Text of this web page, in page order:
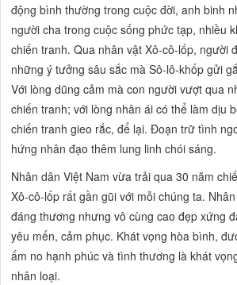
động bình thường trong cuộc đời, anh binh
người cha trong cuộc sống phức tạp, nhiều
chiến tranh. Qua nhân vật Xô-cô-lốp, người
những ý tưởng sâu sắc mà Sô-lô-khốp gửi
Với lòng dũng cảm mà con người vượt qua
chiến tranh; với lòng nhân ái có thể làm dịu
chiến tranh gieo rắc, để lại.Đoạn trữ tình
hứng nhân đạo thêm lung linh chói sáng.
Nhân dân Việt Nam vừa trải qua 30 năm
Xô-cô-lốp rất gần gũi với mỗi chúng ta.
đáng thương nhưng vô cùng cao đẹp xứng
yêu mến, cảm phục. Khát vọng hòa bình,
ấm no hạnh phúc và tình thương là khát
nhân loại.